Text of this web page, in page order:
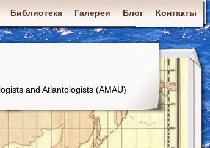
Библиотека Галереи Блог Контакты
and Atlantologists (AMAU)